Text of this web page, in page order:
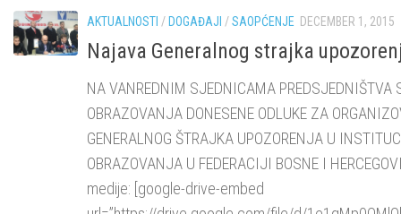
AKTUALNOSTI / DOGAĐAJI /SAOPĆENJE DECEMBER 1, 2015
Najava Generalnog strajka
NA VANREDNIM SJEDNICAMA PREDSJEDNIŠTVA
OBRAZOVANJA DONESENE ODLUKE ZA
GENERALNOG ŠTRAJKA UPOZORENJA U
OBRAZOVANJA U FEDERACIJI BOSNE I
medije: [google-drive-embed